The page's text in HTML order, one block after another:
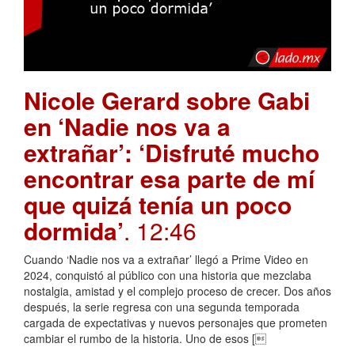
Nicole Gerard sobre Gabi
en ‘Nadie nos va a
extrañar’: ‘Disfruté mucho
encontrar esa parte de mí
que quizá tenía un poco
dormida’. 12:46
Cuando ‘Nadie nos va a extrañar’ llegó a Prime Video en
2024, conquistó al público con una historia que mezclaba
nostalgia, amistad y el complejo proceso de crecer. Dos años
después, la serie regresa con una segunda temporada
cargada de expectativas y nuevos personajes que prometen
cambiar el rumbo de la historia. Uno de esos [